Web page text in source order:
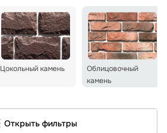
Цокольный камень
Облицовочный
камень
Открыть фильтры